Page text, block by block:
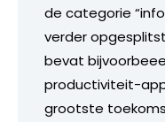
de categorie
verder
bevat
productiviteit-
grootste